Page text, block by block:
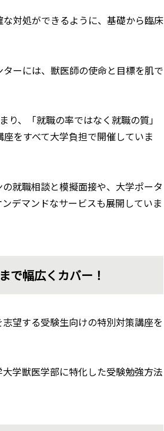
対処ができるように、基礎から臨床
ーには、獣医師の使命と目標を肌で
、「就職の率ではなく就職の質」
をすべて大学負担で開催していま
就職相談と模擬面接や、大学ポータ
デマンドなサービスも展開していま
で幅広くカバー！
望する受験生向けの特別対策講座を
学獣医学部に特化した受験勉強方法